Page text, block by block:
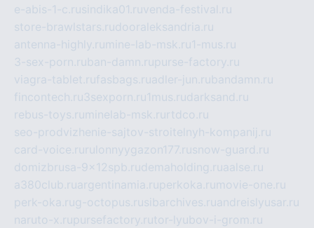
e-abis-1-c.rusindika01.ruvenda-festival.ru
store-brawlstars.rudooraleksandria.ru
antenna-highly.ru mine-lab-msk.ru1-mus.ru
3-sex-porn.ruban-damn.rupurse-factory.ru
viagra-tablet.rufasbags.ruadler-jun.rubandamn.ru
fincontech.ru3sexporn.ru1mus.rudarksand.ru
rebus-toys.ru minelab-msk.ru rtdco.ru
seo-prodvizhenie-sajtov-stroitelnyh-kompanij.ru
card-voice.ru rulonnyygazon177.rusnow-guard.ru
domizbrusa-9x12spb.rudemaholding.ruaalse.ru
a380club.ruargentinamia.ruperkoka.ru movie-one.ru
perk-oka.rug-octopus.rusibarchives.ruandreislyusar.ru
naruto-x.rupursefactory.rutor-lyubov-i-grom.ru